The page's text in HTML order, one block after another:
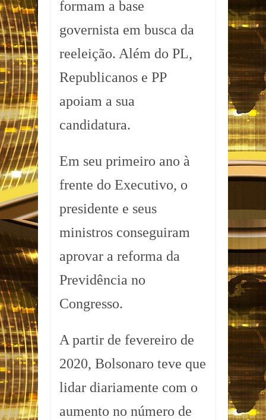
formam a base
governista em busca da
reeleição. Além do PL,
Republicanos e PP
apoiam a sua
candidatura.
Em seu primeiro ano à
frente do Executivo, o
presidente e seus
ministros conseguiram
aprovar a reforma da
Previdência no
Congresso.
A partir de fevereiro de
2020, Bolsonaro teve que
lidar diariamente com o
aumento no número de